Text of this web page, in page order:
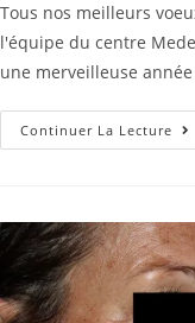
Tous nos meilleurs
l'équipe du centre
une merveilleuse
Continuer La Lecture